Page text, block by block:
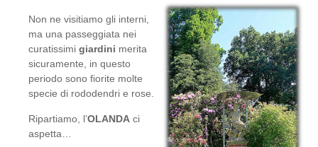
Non ne visitiamo gli interni,
ma una passeggiata nei
curatissimi giardini merita
sicuramente, in questo
periodo sono fiorite molte
specie di rododendri e rose.
Ripartiamo, l’OLANDA ci
aspetta…